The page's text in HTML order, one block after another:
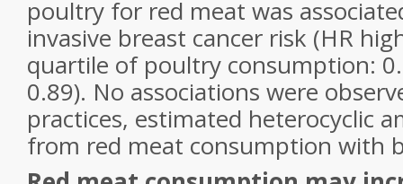
poultry for red meat was
invasive breast cancer risk (HR
quartile of poultry consumption:
0.89). No associations were
practices, estimated heterocyclic
from red meat consumption with